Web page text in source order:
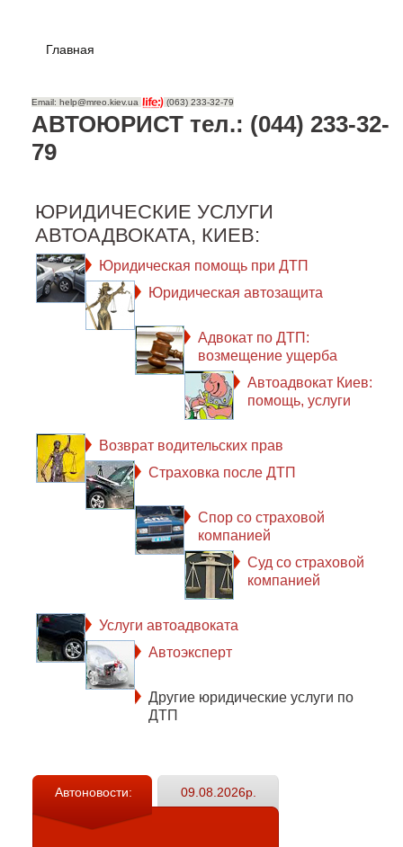
Главная
Email: help@mreo.kiev.ua (063) 233-32-79
АВТОЮРИСТ тел.: (044) 233-32-
79
ЮРИДИЧЕСКИЕ УСЛУГИ
АВТОАДВОКАТА, КИЕВ:
Юридическая помощь при ДТП
Юридическая автозащита
Адвокат по ДТП:
возмещение ущерба
Автоадвокат Киев:
помощь, услуги
Возврат водительских прав
Страховка после ДТП
Спор со страховой
компанией
Суд со страховой
компанией
Услуги автоадвоката
Автоэксперт
Другие юридические услуги по
ДТП
Автоновости: 09.08.2026р.